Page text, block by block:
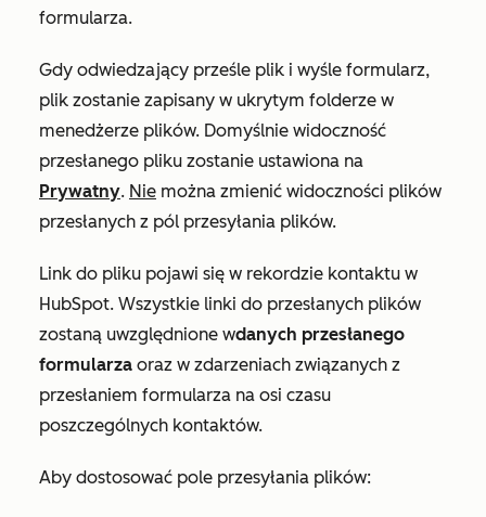
formularza.
Gdy odwiedzający prześle plik i wyśle formularz,
plik zostanie zapisany w ukrytym folderze w
menedżerze plików. Domyślnie widoczność
przesłanego pliku zostanie ustawiona na
Prywatny. Nie można zmienić widoczności plików
przesłanych z pól przesyłania plików.
Link do pliku pojawi się w rekordzie kontaktu w
HubSpot. Wszystkie linki do przesłanych plików
zostaną uwzględnione wdanych przesłanego
formularza oraz w zdarzeniach związanych z
przesłaniem formularza na osi czasu
poszczególnych kontaktów.
Aby dostosować pole przesyłania plików: